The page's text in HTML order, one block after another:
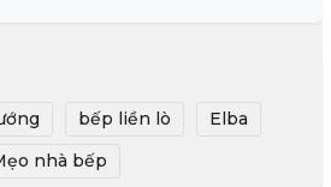
bếp liền lò
Elba
nhà bếp